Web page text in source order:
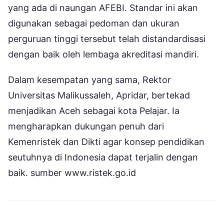
yang ada di naungan AFEBI. Standar ini akan
digunakan sebagai pedoman dan ukuran
perguruan tinggi tersebut telah distandardisasi
dengan baik oleh lembaga akreditasi mandiri.
Dalam kesempatan yang sama, Rektor
Universitas Malikussaleh, Apridar, bertekad
menjadikan Aceh sebagai kota Pelajar. Ia
mengharapkan dukungan penuh dari
Kemenristek dan Dikti agar konsep pendidikan
seutuhnya di Indonesia dapat terjalin dengan
baik. sumber www.ristek.go.id